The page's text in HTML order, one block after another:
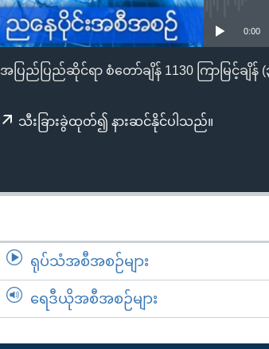
0:00
အပြည်ပြည်ဆိုင်ရာ စံတော်ချိန် 1130 ကြာမြင့်ချိန်
သီးခြားခွဲထုတ်၍ နားဆင်နိုင်ပါသည်။
ရုပ်သံအစီအစဉ်များ
ရေဒီယိုအစီအစဉ်များ